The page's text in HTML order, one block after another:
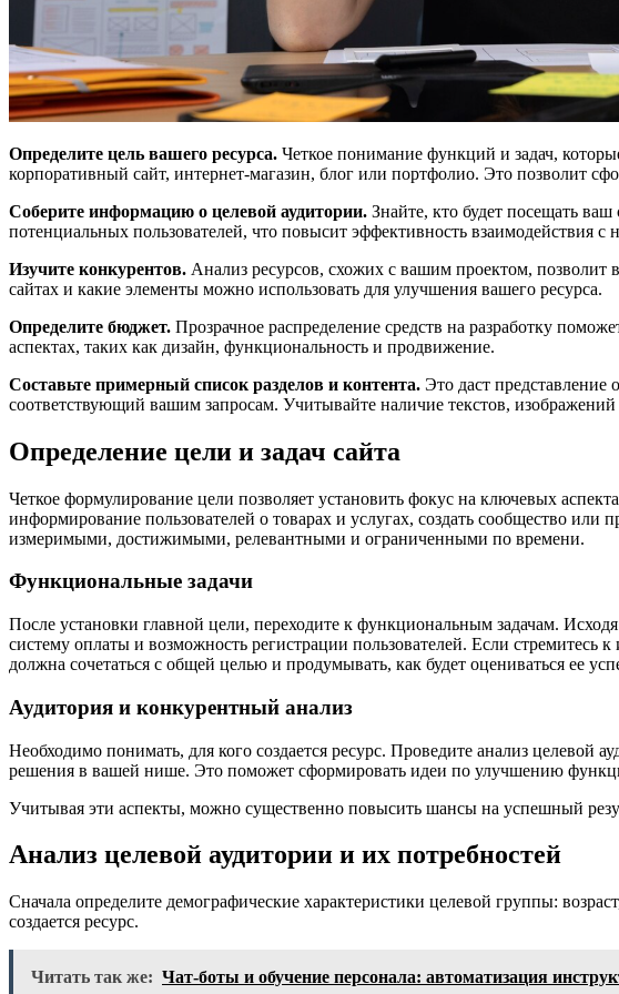
Определите цель вашего ресурса. Четкое понимание функций и задач,
корпоративный сайт, интернет-магазин, блог или портфолио. Это позволит
Соберите информацию о целевой аудитории. Знайте, кто будет посещать
потенциальных пользователей, что повысит эффективность взаимодействия с
Изучите конкурентов. Анализ ресурсов, схожих с вашим проектом,
сайтах и какие элементы можно использовать для улучшения вашего ресурса.
Определите бюджет. Прозрачное распределение средств на разработку
аспектах, таких как дизайн, функциональность и продвижение.
Составьте примерный список разделов и контента. Это даст представление
соответствующий вашим запросам. Учитывайте наличие текстов,
Определение цели и задач сайта
Четкое формулирование цели позволяет установить фокус на ключевых
информирование пользователей о товарах и услугах, создать сообщество
измеримыми, достижимыми, релевантными и ограниченными по времени.
Функциональные задачи
После установки главной цели, переходите к функциональным задачам.
систему оплаты и возможность регистрации пользователей. Если стремитесь
должна сочетаться с общей целью и продумывать, как будет оцениваться ее
Аудитория и конкурентный анализ
Необходимо понимать, для кого создается ресурс. Проведите анализ
решения в вашей нише. Это поможет сформировать идеи по улучшению
Учитывая эти аспекты, можно существенно повысить шансы на успешный
Анализ целевой аудитории и их потребностей
Сначала определите демографические характеристики целевой группы:
создается ресурс.
Читать так же: Чат-боты и обучение персонала: автоматизация